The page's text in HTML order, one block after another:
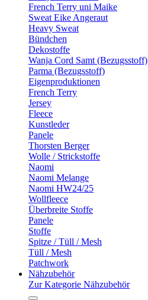
French Terry uni Maike
Sweat Eike Angeraut
Heavy Sweat
Bündchen
Dekostoffe
Wanja Cord Samt (Bezugsstoff)
Parma (Bezugsstoff)
Eigenproduktionen
French Terry
Jersey
Fleece
Kunstleder
Panele
Thorsten Berger
Wolle / Strickstoffe
Naomi
Naomi Melange
Naomi HW24/25
Wollfleece
Überbreite Stoffe
Panele
Stoffe
Spitze / Tüll / Mesh
Tüll / Mesh
Patchwork
Nähzubehör
Zur Kategorie Nähzubehör